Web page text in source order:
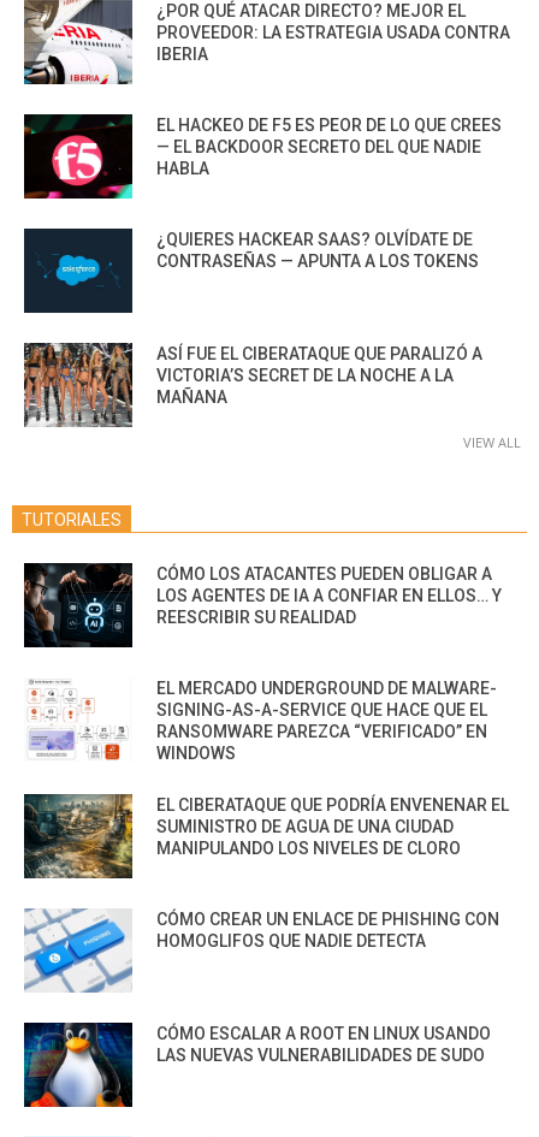
¿POR QUÉ ATACAR DIRECTO? MEJOR EL
PROVEEDOR: LA ESTRATEGIA USADA CONTRA
IBERIA
EL HACKEO DE F5 ES PEOR DE LO QUE CREES
— EL BACKDOOR SECRETO DEL QUE NADIE
HABLA
¿QUIERES HACKEAR SAAS? OLVÍDATE DE
CONTRASEÑAS — APUNTA A LOS TOKENS
ASÍ FUE EL CIBERATAQUE QUE PARALIZÓ A
VICTORIA’S SECRET DE LA NOCHE A LA
MAÑANA
VIEW ALL
TUTORIALES
CÓMO LOS ATACANTES PUEDEN OBLIGAR A
LOS AGENTES DE IA A CONFIAR EN ELLOS… Y
REESCRIBIR SU REALIDAD
EL MERCADO UNDERGROUND DE MALWARE-
SIGNING-AS-A-SERVICE QUE HACE QUE EL
RANSOMWARE PAREZCA “VERIFICADO” EN
WINDOWS
EL CIBERATAQUE QUE PODRÍA ENVENENAR EL
SUMINISTRO DE AGUA DE UNA CIUDAD
MANIPULANDO LOS NIVELES DE CLORO
CÓMO CREAR UN ENLACE DE PHISHING CON
HOMOGLIFOS QUE NADIE DETECTA
CÓMO ESCALAR A ROOT EN LINUX USANDO
LAS NUEVAS VULNERABILIDADES DE SUDO